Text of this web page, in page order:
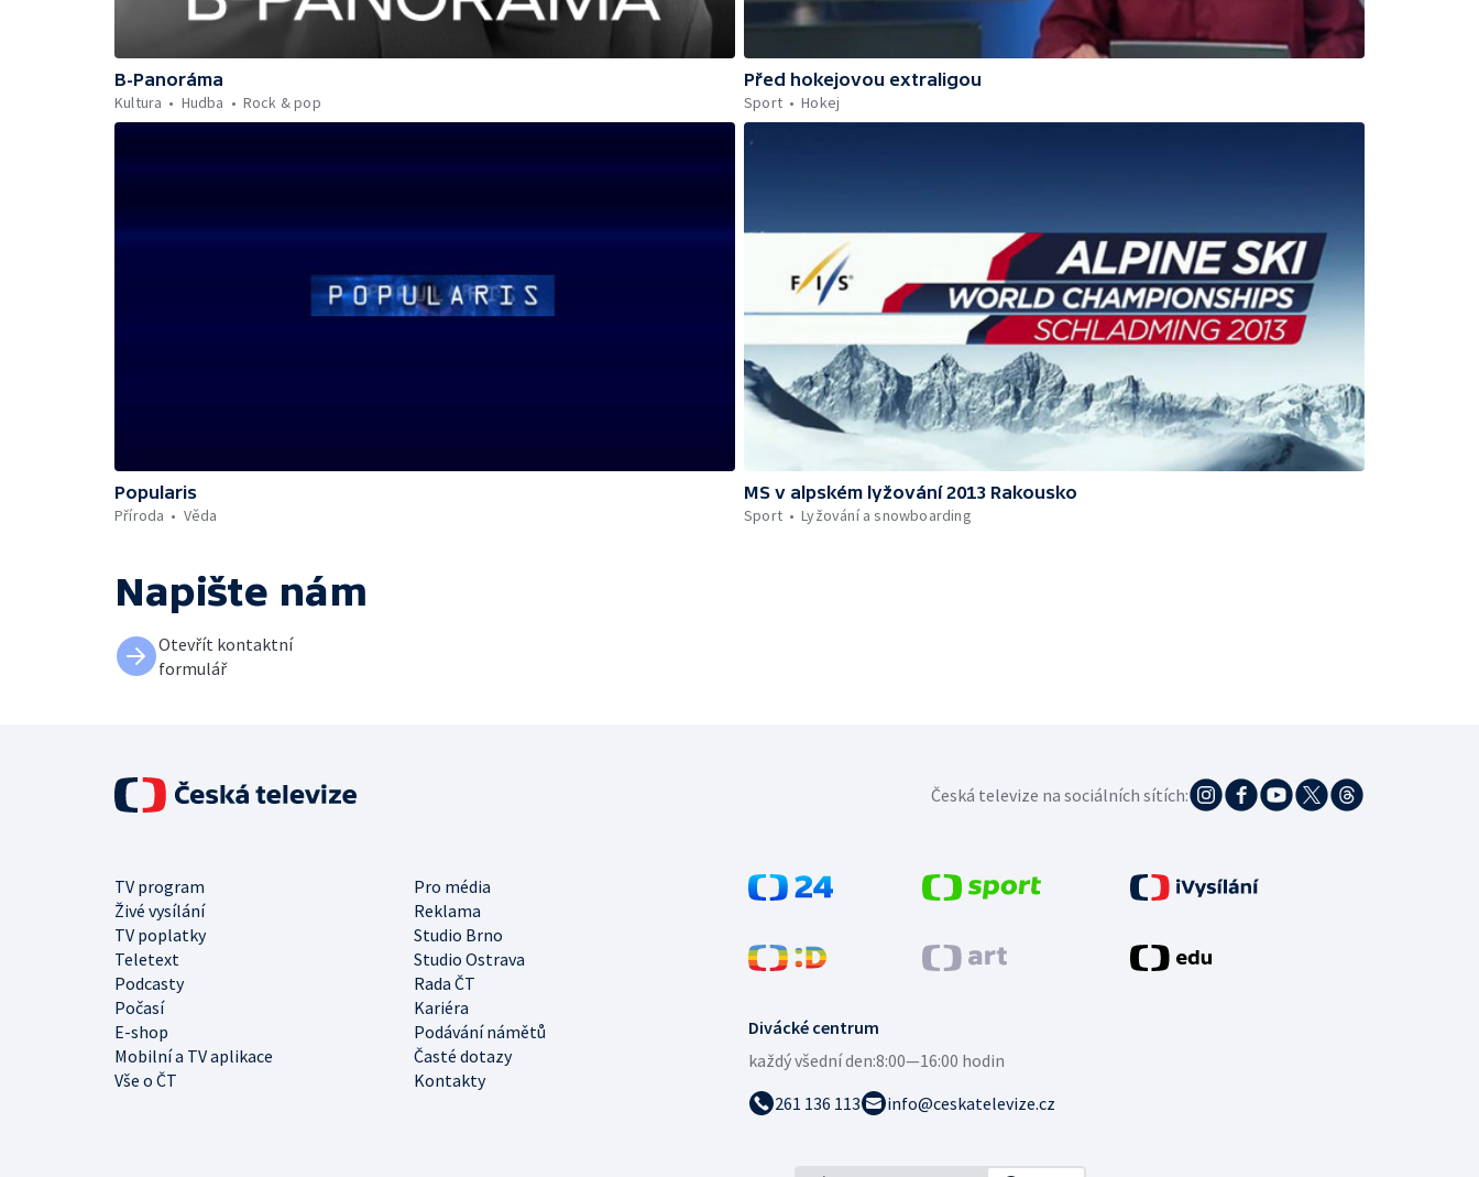
B-Panoráma
Kultura
Hudba Rock & pop
Před hokejovou extraligou
Sport
Hokej
Popularis
Příroda
Věda
MS v alpském lyžování 2013 Rakousko
Sport
Lyžování a snowboarding
Napište nám
Otevřít kontaktní
formulář
Divácké centrum
každý všední den:8:00—16:00 hodin
261 136 113
info@ceskatelevize.cz
TV program
Pro média
Živé vysílání
Reklama
TV poplatky
Studio Brno
Teletext
Studio Ostrava
Podcasty
Rada ČT
Počasí
Kariéra
E-shop
Podávání námětů
Mobilní a TV aplikace
Časté dotazy
Vše o ČT
Kontakty
Česká televize na sociálních sítích: